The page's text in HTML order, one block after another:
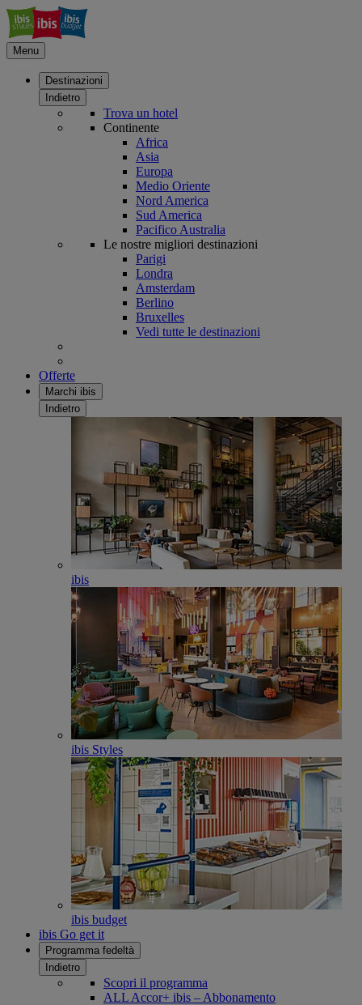
Menu
Destinazioni
Indietro
Trova un hotel
Continente
Africa
Asia
Europa
Medio Oriente
Nord America
Sud America
Pacifico Australia
Le nostre migliori destinazioni
Parigi
Londra
Amsterdam
Berlino
Bruxelles
Vedi tutte le destinazioni
Offerte
Marchi ibis
Indietro
ibis
ibis Styles
ibis budget
ibis Go get it
Programma fedeltà
Indietro
Scopri il programma
ALL Accor+ ibis – Abbonamento